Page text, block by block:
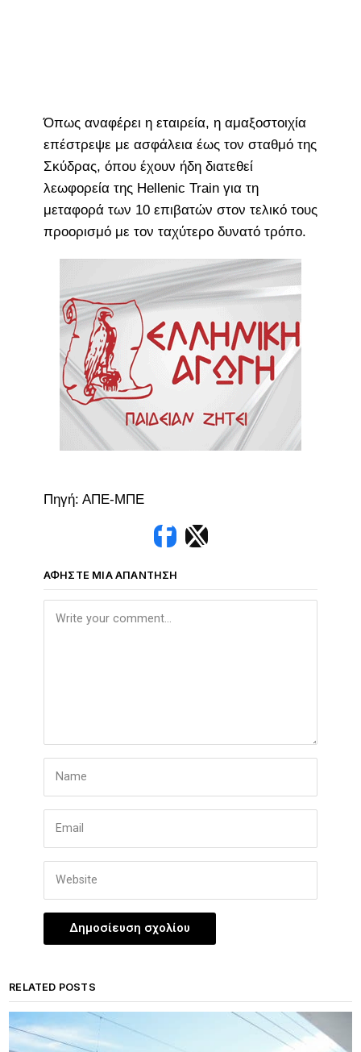
Όπως αναφέρει η εταιρεία, η αμαξοστοιχία
επέστρεψε με ασφάλεια έως τον σταθμό της
Σκύδρας, όπου έχουν ήδη διατεθεί
λεωφορεία της Hellenic Train για τη
μεταφορά των 10 επιβατών στον τελικό τους
προορισμό με τον ταχύτερο δυνατό τρόπο.
Πηγή: ΑΠΕ-ΜΠΕ
ΑΦΉΣΤΕ ΜΙΑ ΑΠΆΝΤΗΣΗ
RELATED POSTS